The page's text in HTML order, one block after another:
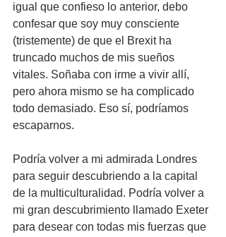
igual que confieso lo anterior, debo
confesar que soy muy consciente
(tristemente) de que el Brexit ha
truncado muchos de mis sueños
vitales. Soñaba con irme a vivir allí,
pero ahora mismo se ha complicado
todo demasiado. Eso sí, podríamos
escaparnos.
Podría volver a mi admirada Londres
para seguir descubriendo a la capital
de la multiculturalidad. Podría volver a
mi gran descubrimiento llamado Exeter
para desear con todas mis fuerzas que